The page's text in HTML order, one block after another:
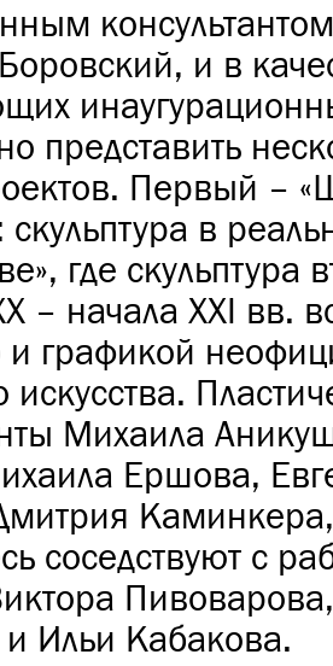
и в
представить
Первый –
скульптура в
где скульптура
– начала XXI вв.
графикой
искусства.
Михаила
Ершова,
соседствуют с
и Ильи Кабакова.